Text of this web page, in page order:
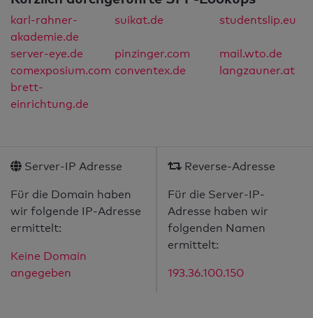
karl-rahner-
akademie.de
suikat.de studentslip.eu
server-eye.de pinzinger.com
mail.wto.de
comexposium.com conventex.de
langzauner.at
brett-
einrichtung.de
Server-IP Adresse
Für die Domain haben
wir folgende IP-Adresse
ermittelt:
Keine Domain
angegeben
Reverse-Adresse
Für die Server-IP-
Adresse haben wir
folgenden Namen
ermittelt:
193.36.100.150